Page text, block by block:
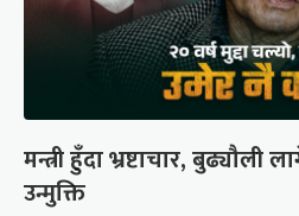
मन्त्री हुँदा भ्रष्टाचार,
उन्मुक्ति